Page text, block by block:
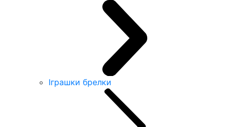
Іграшки брелки